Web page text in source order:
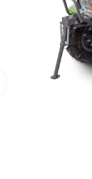
Клацніть, щоб